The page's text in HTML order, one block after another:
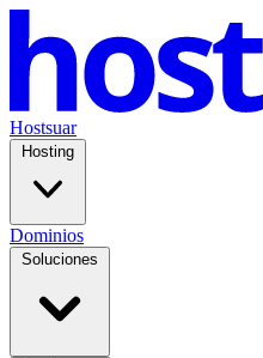
Hostsuar
Hosting
Dominios
Soluciones